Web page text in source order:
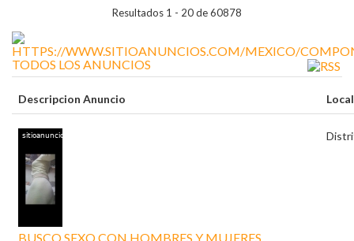
Resultados 1 - 20 de 60878
TODOS LOS ANUNCIOS
Descripcion Anuncio
BUSCO SEXO CON HOMBRES Y MUJERES